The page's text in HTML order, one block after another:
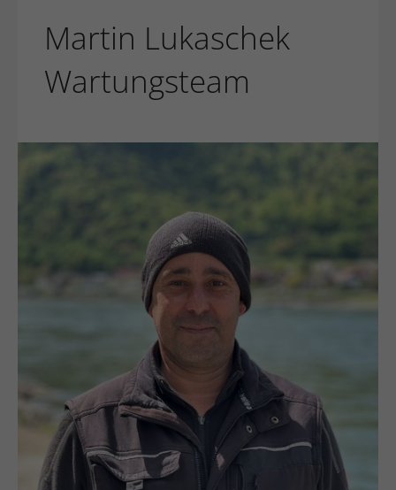
Martin Lukaschek
Wartungsteam